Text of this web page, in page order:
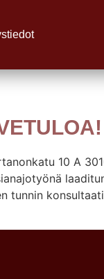
10 A
tunnin